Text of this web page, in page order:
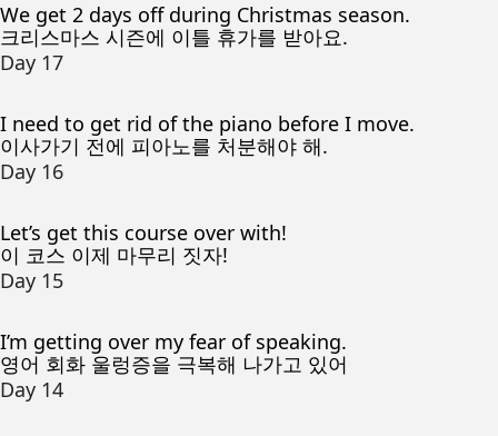
We get 2 days off during Christmas season.
크리스마스 시즌에 이틀 휴가를 받아요.
Day 17
I need to get rid of the piano before I move.
이사가기 전에 피아노를 처분해야 해.
Day 16
Let’s get this course over with!
이 코스 이제 마무리 짓자!
Day 15
I’m getting over my fear of speaking.
영어 회화 울렁증을 극복해 나가고 있어
Day 14